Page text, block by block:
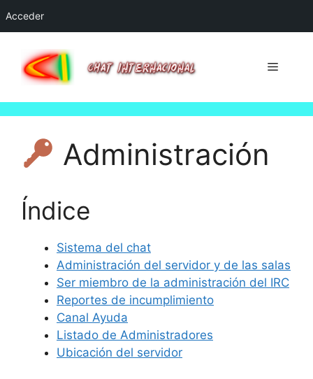
Acceder
contenido
Menú
Administración
Índice
Sistema del chat
Administración del servidor y de las salas
Ser miembro de la administración del IRC
Reportes de incumplimiento
Canal Ayuda
Listado de Administradores
Ubicación del servidor